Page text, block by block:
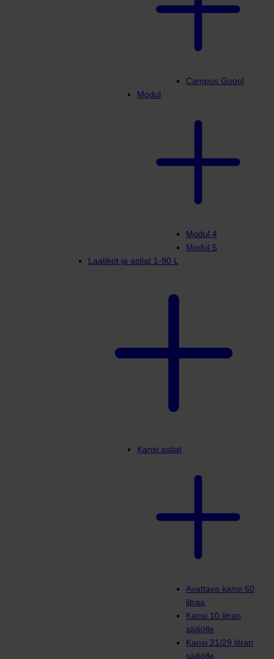
Campus Goool
Modul
Modul 4
Modul 5
Laatikot ja astiat 1-90 L
Kansi astiat
Avattava kansi 60
litraa
Kansi 10 litran
säiliölle
Kansi 21/29 litran
säiliölle